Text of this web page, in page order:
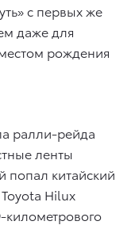
с первых же
даже для
рождения
ралли-рейда
ленты
попал китайский
Hilux
километрового